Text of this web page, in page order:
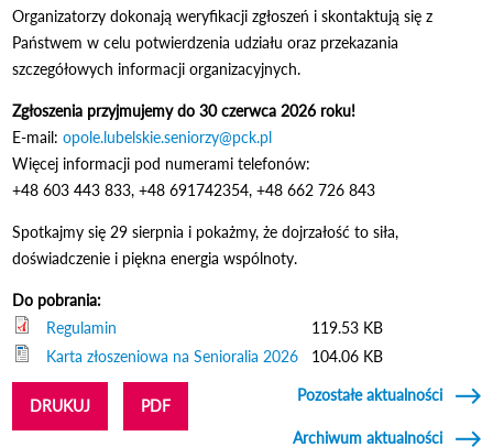
Organizatorzy dokonają weryfikacji zgłoszeń i skontaktują się z
Państwem w celu potwierdzenia udziału oraz przekazania
szczegółowych informacji organizacyjnych.
Zgłoszenia przyjmujemy do 30 czerwca 2026 roku!
E-mail:opole.lubelskie.seniorzy@pck.pl
Więcej informacji pod numerami telefonów:
+48 603 443 833, +48 691742354, +48 662 726 843
Spotkajmy się 29 sierpnia i pokażmy, że dojrzałość to siła,
doświadczenie i piękna energia wspólnoty.
Do pobrania:
Regulamin
119.53 KB
Karta złoszeniowa na Senioralia 2026
104.06 KB
DRUKUJ PDF
Pozostałe aktualności
Archiwum aktualności